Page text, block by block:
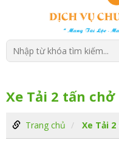
Xe Tải 2 tấn
Trang chủ Xe Tải